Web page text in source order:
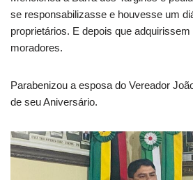
se responsabilizasse e houvesse um
proprietários. E depois que
moradores.
Parabenizou a esposa do Vereador
de seu Aniversário.